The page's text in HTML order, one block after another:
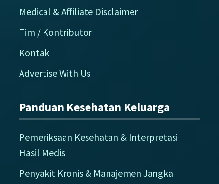
Medical & Affiliate Disclaimer
Tim / Kontributor
Kontak
Advertise With Us
Panduan Kesehatan Keluarga
Pemeriksaan Kesehatan & Interpretasi
Hasil Medis
Penyakit Kronis & Manajemen Jangka